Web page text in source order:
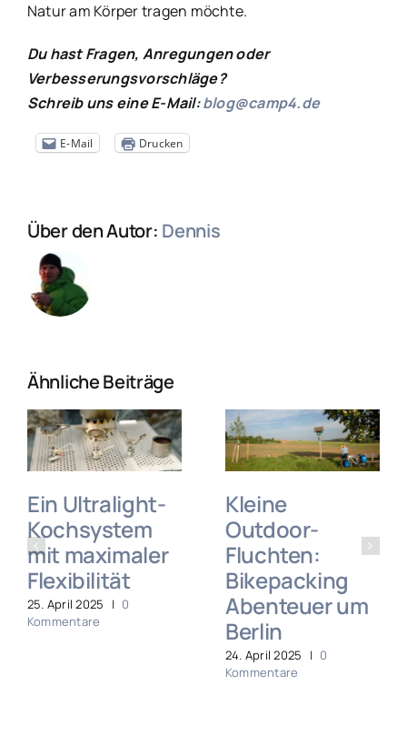
Natur am Körper tragen möchte.
Du hast Fragen, Anregungen oder
Verbesserungsvorschläge?
Schreib uns eine E-Mail:blog@camp4.de
E-Mail Drucken
Über den Autor: Dennis
Ähnliche Beiträge
Ein Ultralight-
Kochsystem
mit maximaler
Flexibilität
25. April 2025 | 0
Kommentare
Kleine
Outdoor-
Fluchten:
Bikepacking
Abenteuer um
Berlin
24. April 2025 | 0
Kommentare